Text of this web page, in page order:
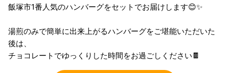
飯塚市1番人気のハンバーグをセットでお届けします😊✨
湯煎のみで簡単に出来上がるハンバーグをご堪能いただいた
後は、
チョコレートでゆっくりした時間をお過ごしください🍫